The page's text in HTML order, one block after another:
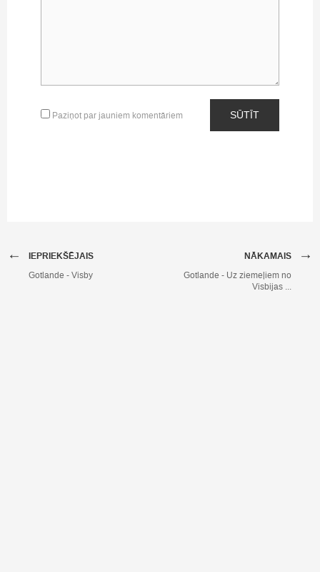
Paziņot par jauniem komentāriem SŪTĪT
IEPRIEKŠĒJAIS
←
Gotlande - Visby
NĀKAMAIS →
Gotlande - Uz ziemeļiem no
Visbijas ...